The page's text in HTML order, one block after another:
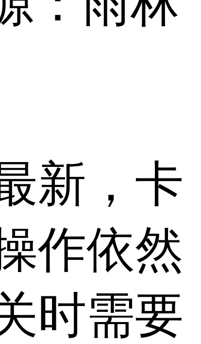
新，卡
作依然
时需要